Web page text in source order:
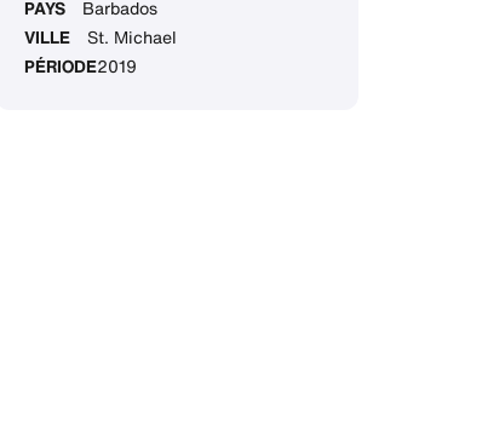
PAYS Barbados
VILLE St. Michael
PÉRIODE2019